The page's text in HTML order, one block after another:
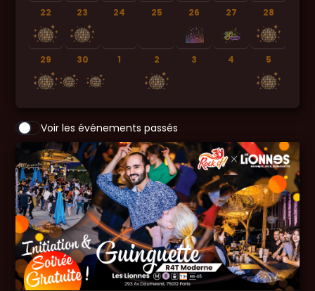
22 23 24 25 26 27 28
29 30 1 2 3 4 5
Voir les événements passés